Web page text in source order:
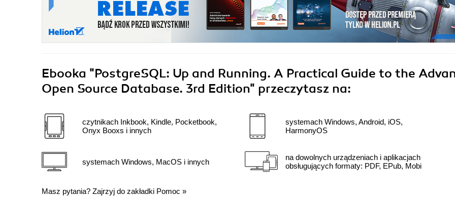
Ebooka "PostgreSQL: Up and Running. A Practical Guide to the
Open Source Database. 3rd Edition" przeczytasz na:
czytnikach Inkbook, Kindle, Pocketbook,
Onyx Booxs i innych
systemach Windows, MacOS i innych
systemach Windows, Android, iOS,
HarmonyOS
na dowolnych urządzeniach i aplikacjach
obsługujących formaty: PDF, EPub, Mobi
Masz pytania? Zajrzyj do zakładki Pomoc »